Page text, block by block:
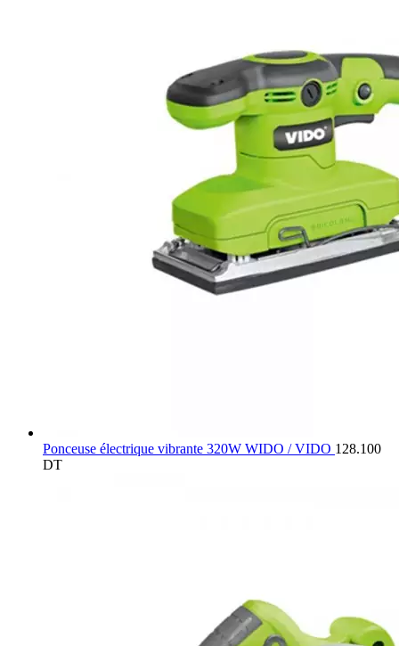
Ponceuse électrique vibrante 320W WIDO / VIDO 128.100
DT